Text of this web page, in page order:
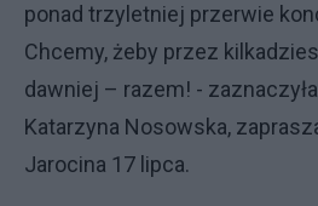
ponad trzyletniej przerwie
Chcemy, żeby przez
dawniej – razem! -
Katarzyna Nosowska,
Jarocina 17 lipca.